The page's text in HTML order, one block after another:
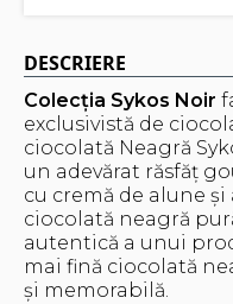
DESCRIERE
Colecția Sykos Noir
exclusivistă de
ciocolată Neagră
un adevărat răsfăț
cu cremă de alune
ciocolată neagră
autentică a unui
mai fină ciocolată
și memorabilă.